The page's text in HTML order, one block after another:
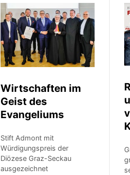
Wirtschaften im
Geist des
Evangeliums
Stift Admont mit
Würdigungspreis der
Diözese Graz-Seckau
ausgezeichnet